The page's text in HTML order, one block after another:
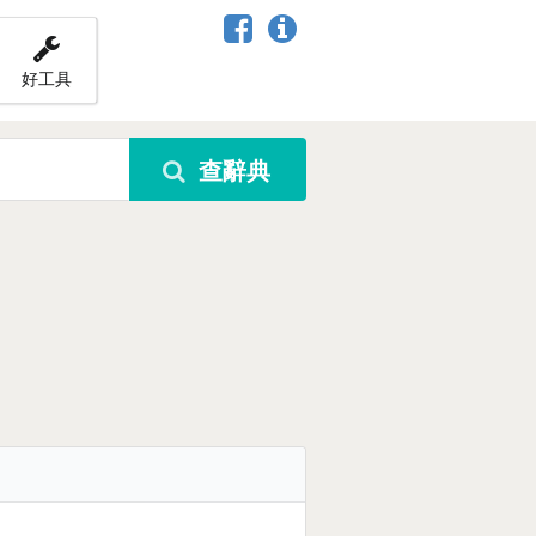
好工具
查辭典